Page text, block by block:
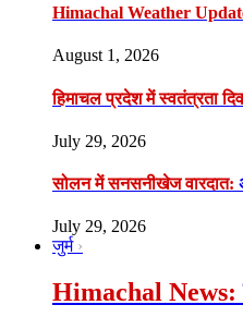
Himachal Weather
August 1, 2026
हिमाचल प्रदेश में स्वतंत्रता
July 29, 2026
सोलन में सनसनीखेज वारदात:
July 29, 2026
जुर्म
Himachal News: